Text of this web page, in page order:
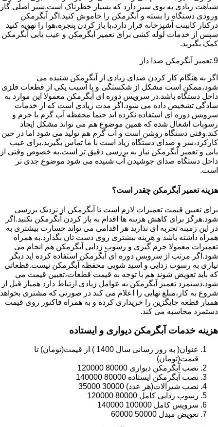
شباهت زیادی به بوی سیر دارد که بسیار خطرناک است.شیر اصلی گاز
ورودی دستگاه را بسته و آبگرمکن را خاموش کنید.اگر آبگرمکن
درکنار کابینت آشپزخانه قرار دارد،با باز کردن پنجره،هوا را تهویه کنید
سپس از خدمات لوله کشی برای تعمیر آبگرمکن و عیب یابی آبگرمکن
کمک بگیرید.
9.تعمیر آبگرمکن صدا دار
اگر به هنگام کار کردن صدای زیادی از آبگرمکن شنیده می
شود،ممکن است مشکل از شکستگی و یا آسیب یکی از قطعات فلزی
داخل دستگاه باشد.در سرویس دوره ای آبگرمکن معمولا این موارد به
سادگی تشخیص داده می شود.اگر مدت زیادی است که از خدمات
سرویس دوره ای استفاده نکرده اید حتما محفظه آب گرم با جرم و
رسوبات اشغال شده که همین موضوع هم می تواند مشکل ایجاد
کند.وقتی دستگاه روشن است و آب گرم هم تولید می شود اما در حین
کارکرد،سر و صدای دستگاه زیاد است با ما تماس بگیرید.برای عیب
یابی و تعمیر آبگرمکن نیاز به بررسی دقیق تر است.به خصوص وقتی از
داخل دستگاه صدای جوشیدن آب شنیده می شود موضوع جدی تر
است.
هزینه تعمیر آبگرمکن چقدر است؟
برای تعیین قیمت تعمیرات لازم است تا آبگرمکن از نزدیک بررسی
شود.هرگز برای کاهش هزینه ها اقدام به باز کردن آبگرمکن نکنید.اگر
در این زمینه تجربه ای ندارید هر اقدامی می تواند خسارت بیشتری به
همراه داشته باشد و هزینه بیشتری روی دست تان بگذارد.به همراه
تعمیرات معمولا جرم گیری و رسوب زدایی آبگرمکن هم انجام می
شود.اگر مرتب از سرویس دوره ای آبگرمکن استفاده کرده اید دیگر
نیازی به رسوب زدایی و اسید شویی محفظه آبگرمکن نیست.قطعاتی
که باید تعویض شوند هم با توجه به قیمت قطعات،تعیین قیمت می
شود.دستمزد تعمیر آبگرمکن به عوامل زیادی ارتباط دارد همیار قبل از
شروع به کار،مبلغ نهایی را اعلام می کند در صورتی که مشتری بخواهد
همیار قطعه جایگزین را خریداری کرده و به همراه فاکتور روی قیمت
دستمزد محاسبه می کند.
هزینه خدمات آبگرمکن دیواری و ایستاده
عنوان( به روز رسانی سال 1400 ) از قیمت(تومان) تا
قیمت(تومان)
نصب آبگرمکن دیواری 80000 120000
نصب آبگرمکن ایستاده 80000 140000
نصب شیرآلات(هر عدد) 30000 35000
رسوب زدایی کامل 80000 120000
سرویس کامل 100000 140000
تعویض مبدل 50000 60000